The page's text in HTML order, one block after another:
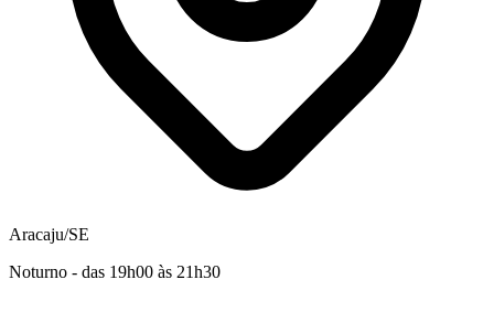
Aracaju/SE
Noturno - das 19h00 às 21h30